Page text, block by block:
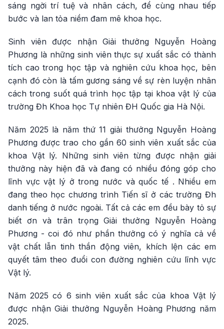
sáng ngời trí tuệ và nhân cách, để cùng nhau tiếp
bước và lan tỏa niềm đam mê khoa học.
Sinh viên được nhận Giải thưởng Nguyễn Hoàng
Phương là những sinh viên thực sự xuất sắc có thành
tích cao trong học tập và nghiên cứu khoa học, bên
cạnh đó còn là tấm gương sáng về sự rèn luyện nhân
cách trong suốt quá trình học tập tại khoa vật lý của
trường Đh Khoa học Tự nhiên ĐH Quốc gia Hà Nội.
Năm 2025 là năm thứ 11 giải thưởng Nguyễn Hoàng
Phương được trao cho gần 60 sinh viên xuất sắc của
khoa Vật lý. Những sinh viên từng được nhận giải
thưởng này hiện đã và đang có nhiều đóng góp cho
lĩnh vực vật lý ở trong nước và quốc tế . Nhiều em
đang theo học chương trình Tiến sĩ ở các trường Đh
danh tiếng ở nước ngoài. Tất cả các em đều bày tỏ sự
biết ơn và trân trọng Giải thưởng Nguyễn Hoàng
Phương - coi đó như phần thưởng có ý nghĩa cả về
vật chất lẫn tinh thần động viên, khích lện các em
quyết tâm theo đuổi con đường nghiên cứu lĩnh vực
Vật lý.
Năm 2025 có 6 sinh viên xuất sắc của khoa Vật lý
được nhận Giải thưởng Nguyễn Hoàng Phương năm
2025.